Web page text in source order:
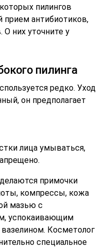
пилингов
прием антибиотиков,
них уточните у
пилинга
редко. Уход
он предполагает
лица умываться,
примочки
компрессы, кожа
мазью с
успокаивающим
Косметолог
специальное